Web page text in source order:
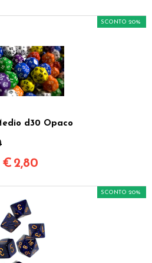
d30 Opaco
SCONTO 20%
€ 2,80
SCONTO 20%